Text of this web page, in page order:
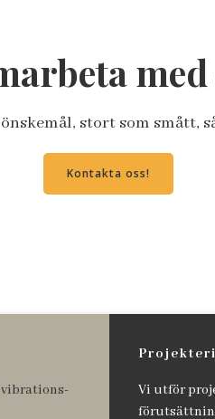
med
stort som smått,
Kontakta oss!
Vi utför